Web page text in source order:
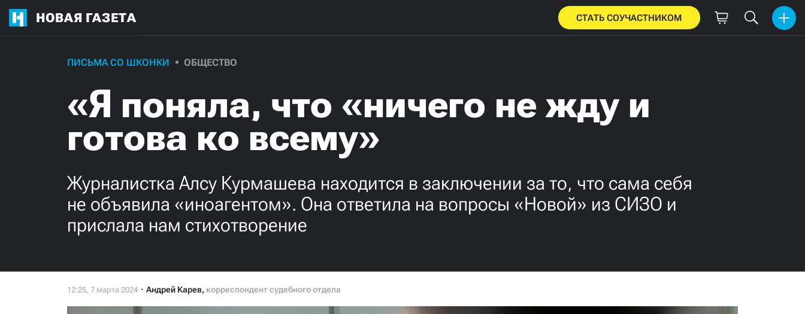
НОВАЯ ГАЗЕТА СТАТЬ СОУЧАСТНИКОМ
ПИСЬМА СО ШКОНКИ ОБЩЕСТВО
«Я поняла, что «ничего не жду и
готова ко всему»
Журналистка Алсу Курмашева находится в заключении за то, что сама себя
не объявила «иноагентом». Она ответила на вопросы «Новой» из СИЗО и
прислала нам стихотворение
Андрей Карев, корреспондент судебного отдела